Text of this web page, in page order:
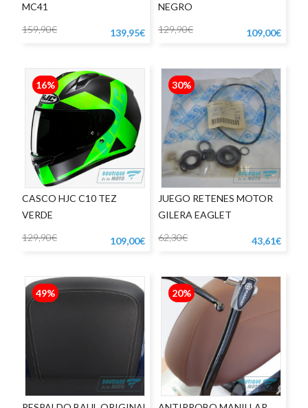
MC41
159,90€
139,95€
NEGRO
129,90€
109,00€
16%
CASCO HJC C10 TEZ
VERDE
129,90€
109,00€
30%
JUEGO RETENES MOTOR
GILERA EAGLET
62,30€
43,61€
49% 20%